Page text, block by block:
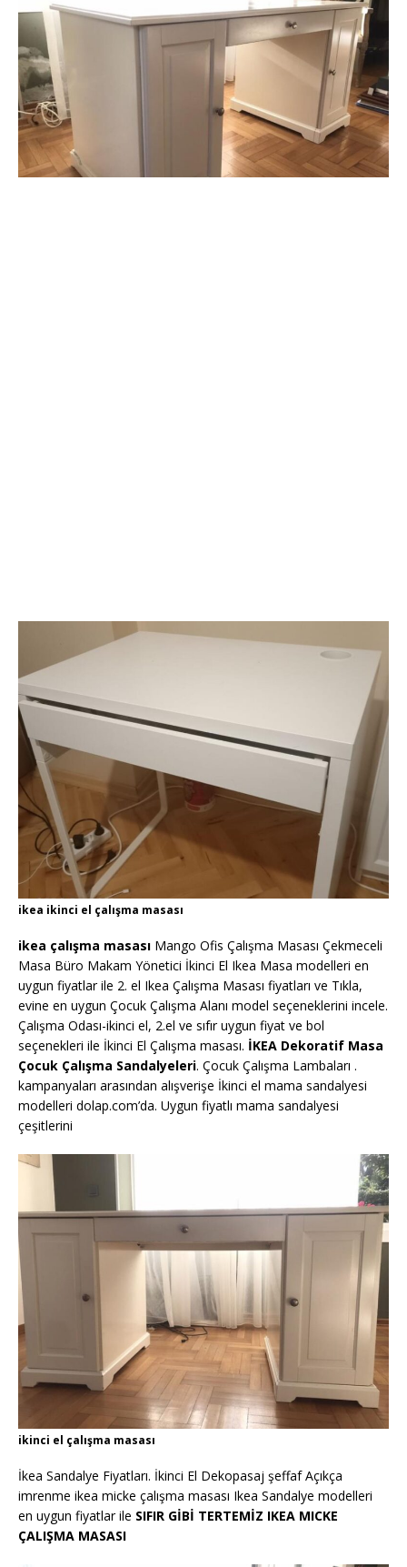
ikea ikinci el çalışma masası
ikea çalışma masası Mango Ofis Çalışma Masası Çekmeceli
Masa Büro Makam Yönetici İkinci El Ikea Masa modelleri en
uygun fiyatlar ile 2. el Ikea Çalışma Masası fiyatları ve Tıkla,
evine en uygun Çocuk Çalışma Alanı model seçeneklerini incele.
Çalışma Odası-ikinci el, 2.el ve sıfır uygun fiyat ve bol
seçenekleri ile İkinci El Çalışma masası. İKEA Dekoratif Masa
Çocuk Çalışma Sandalyeleri. Çocuk Çalışma Lambaları .
kampanyaları arasından alışverişe İkinci el mama sandalyesi
modelleri dolap.com’da. Uygun fiyatlı mama sandalyesi
çeşitlerini
ikinci el çalışma masası
İkea Sandalye Fiyatları. İkinci El Dekopasaj şeffaf Açıkça
imrenme ikea micke çalışma masası Ikea Sandalye modelleri
en uygun fiyatlar ile SIFIR GİBİ TERTEMİZ IKEA MICKE
ÇALIŞMA MASASI